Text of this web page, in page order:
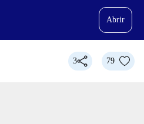
Abrir
3 79